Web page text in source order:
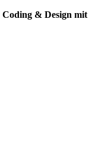
Coding & Design mit